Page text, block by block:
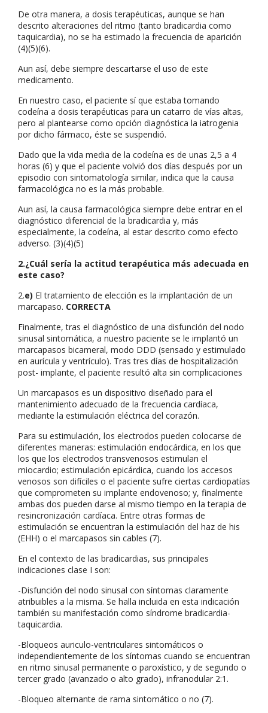
De otra manera, a dosis terapéuticas, aunque se han
descrito alteraciones del ritmo (tanto bradicardia como
taquicardia), no se ha estimado la frecuencia de aparición
(4)(5)(6).
Aun así, debe siempre descartarse el uso de este
medicamento.
En nuestro caso, el paciente sí que estaba tomando
codeína a dosis terapéuticas para un catarro de vías altas,
pero al plantearse como opción diagnóstica la iatrogenia
por dicho fármaco, éste se suspendió.
Dado que la vida media de la codeína es de unas 2,5 a 4
horas (6) y que el paciente volvió dos días después por un
episodio con sintomatología similar, indica que la causa
farmacológica no es la más probable.
Aun así, la causa farmacológica siempre debe entrar en el
diagnóstico diferencial de la bradicardia y, más
especialmente, la codeína, al estar descrito como efecto
adverso. (3)(4)(5)
2.¿Cuál sería la actitud terapéutica más adecuada en
este caso?
2.e) El tratamiento de elección es la implantación de un
marcapaso. CORRECTA
Finalmente, tras el diagnóstico de una disfunción del nodo
sinusal sintomática, a nuestro paciente se le implantó un
marcapasos bicameral, modo DDD (sensado y estimulado
en aurícula y ventrículo). Tras tres días de hospitalización
post- implante, el paciente resultó alta sin complicaciones
Un marcapasos es un dispositivo diseñado para el
mantenimiento adecuado de la frecuencia cardíaca,
mediante la estimulación eléctrica del corazón.
Para su estimulación, los electrodos pueden colocarse de
diferentes maneras: estimulación endocárdica, en los que
los que los electrodos transvenosos estimulan el
miocardio; estimulación epicárdica, cuando los accesos
venosos son difíciles o el paciente sufre ciertas cardiopatías
que comprometen su implante endovenoso; y, finalmente
ambas dos pueden darse al mismo tiempo en la terapia de
resincronización cardíaca. Entre otras formas de
estimulación se encuentran la estimulación del haz de his
(EHH) o el marcapasos sin cables (7).
En el contexto de las bradicardias, sus principales
indicaciones clase I son:
-Disfunción del nodo sinusal con síntomas claramente
atribuibles a la misma. Se halla incluida en esta indicación
también su manifestación como síndrome bradicardia-
taquicardia.
-Bloqueos auriculo-ventriculares sintomáticos o
independientemente de los síntomas cuando se encuentran
en ritmo sinusal permanente o paroxístico, y de segundo o
tercer grado (avanzado o alto grado), infranodular 2:1.
-Bloqueo alternante de rama sintomático o no (7).